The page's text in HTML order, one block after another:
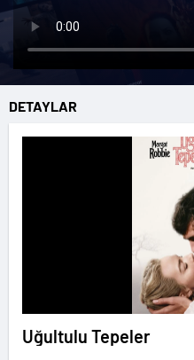
DETAYLAR
Uğultulu Tepeler